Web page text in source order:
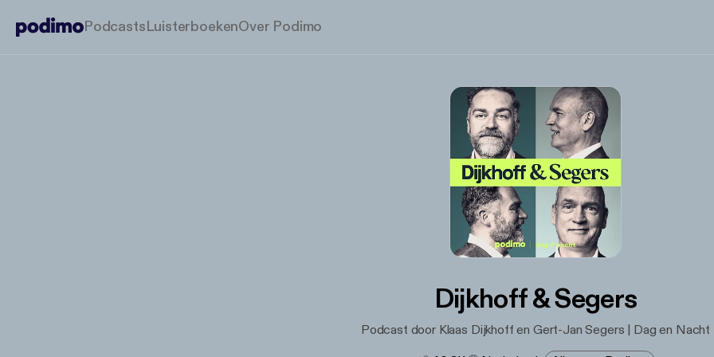
PodcastsLuisterboekenOver Podimo
Dijkhoff & Segers
Podcast door Klaas Dijkhoff en Gert-Jan Segers | Dag en Nacht